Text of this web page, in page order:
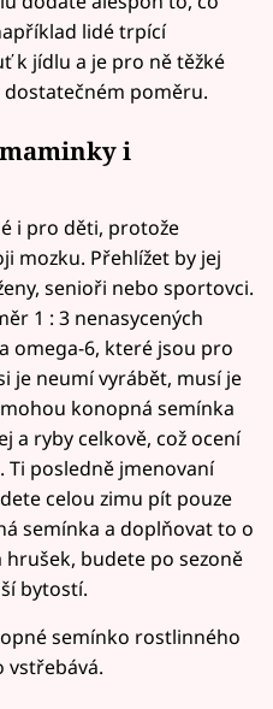
lidé trpící
k jídlu a je pro ně těžké
poměru.
i
i pro děti, protože
mozku. Přehlížet by jej
senioři nebo sportovci.
1 : 3 nenasycených
omega-6, které jsou pro
je neumí vyrábět, musí je
konopná semínka
a ryby celkově, což ocení
. Ti posledně jmenovaní
celou zimu pít pouze
semínka a doplňovat to o
hrušek, budete po sezoně
bytostí.
semínko rostlinného
vstřebává.